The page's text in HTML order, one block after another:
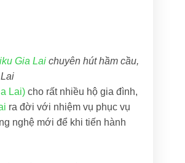
Gia Lai chuyên hút hầm cầu,
Lai) cho rất nhiều hộ gia đình,
ra đời với nhiệm vụ phục vụ
nghệ mới để khi tiến hành